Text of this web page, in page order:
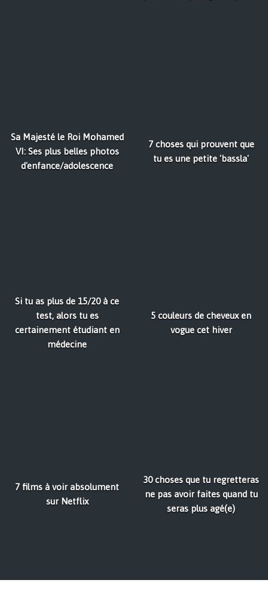
Sa Majesté le Roi Mohamed
VI: Ses plus belles photos
d'enfance/adolescence
7 choses qui prouvent que
tu es une petite 'bassla'
Si tu as plus de 15/20 à ce
test, alors tu es
certainement étudiant en
médecine
5 couleurs de cheveux en
vogue cet hiver
7 films à voir absolument
sur Netflix
30 choses que tu regretteras
ne pas avoir faites quand tu
seras plus agé(e)